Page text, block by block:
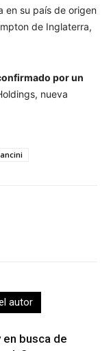
en su país de origen
de Inglaterra,
por un
nueva
autor
en busca de